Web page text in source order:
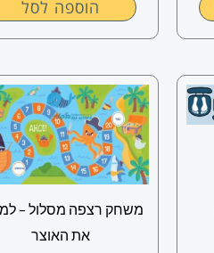
הוספה לסל
משחק רצפה מסלול –
את האוצר